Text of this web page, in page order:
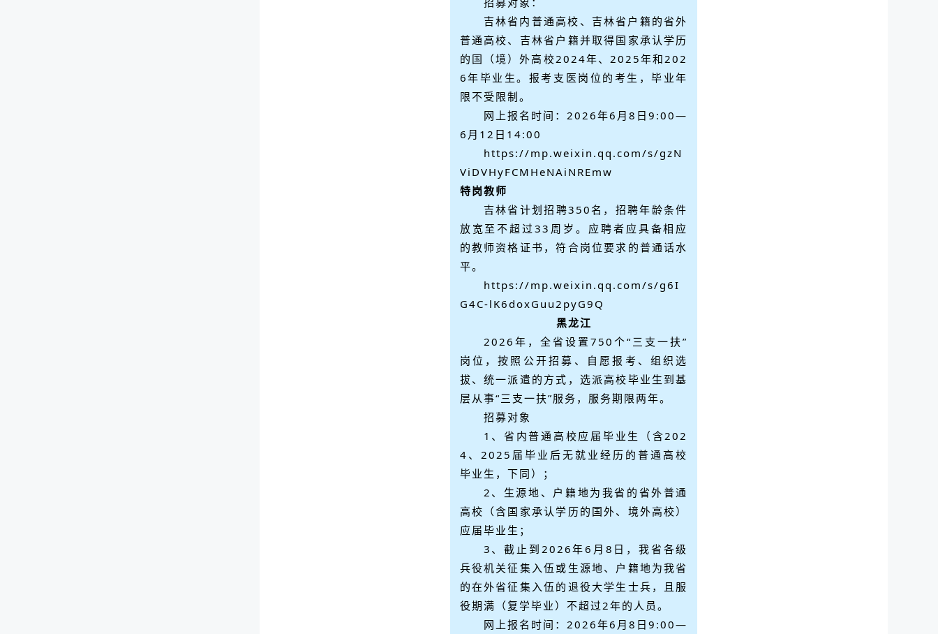
吉林省内普通高校、吉林省户籍的省外
普通高校、吉林省户籍并取得国家承认学历
的国（境）外高校2024年、2025年和202
6年毕业生。报考支医岗位的考生，毕业年
限不受限制。
网上报名时间：2026年6月8日9:00—
6月12日14:00
https://mp.weixin.qq.com/s/gzN
ViDVHyFCMHeNAiNREmw
特岗教师
吉林省计划招聘350名，招聘年龄条件
放宽至不超过33周岁。应聘者应具备相应
的教师资格证书，符合岗位要求的普通话水
平。
https://mp.weixin.qq.com/s/g6I
G4C-lK6doxGuu2pyG9Q
黑龙江
2026年，全省设置750个“三支一扶”
岗位，按照公开招募、自愿报考、组织选
拔、统一派遣的方式，选派高校毕业生到基
层从事“三支一扶”服务，服务期限两年。
招募对象
1、省内普通高校应届毕业生（含202
4、2025届毕业后无就业经历的普通高校
毕业生，下同）；
2、生源地、户籍地为我省的省外普通
高校（含国家承认学历的国外、境外高校）
应届毕业生；
3、截止到2026年6月8日，我省各级
兵役机关征集入伍或生源地、户籍地为我省
的在外省征集入伍的退役大学生士兵，且服
役期满（复学毕业）不超过2年的人员。
网上报名时间：2026年6月8日9:00—